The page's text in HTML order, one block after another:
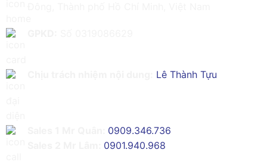
Lê Thành Tựu
0909.346.736
0901.940.968